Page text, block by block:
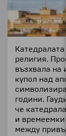
религия.
възхвала на
купол над
години.
че
и
между